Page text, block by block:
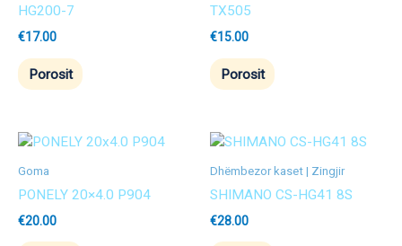
HG200-7
€17.00
Porosit
TX505
€15.00
Porosit
Goma
PONELY 20×4.0 P904
€20.00
Dhëmbezor kaset | Zingjir
SHIMANO CS-HG41 8S
€28.00